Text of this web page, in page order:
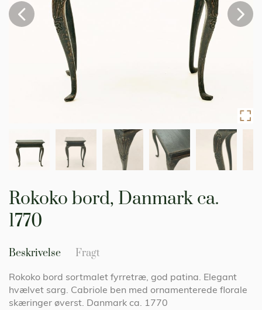
Rokoko bord, Danmark ca.
1770
Beskrivelse
Rokoko bord sortmalet fyrretræ, god patina. Elegant
hvælvet sarg. Cabriole ben med ornamenterede florale
skæringer øverst. Danmark ca. 1770
Fragt
starten
af
billedgalleriet